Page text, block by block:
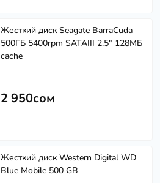
Жесткий диск Seagate BarraCuda
500ГБ 5400rpm SATAIII 2.5" 128МБ
cache
2 950сом
Жесткий диск Western Digital WD
Blue Mobile 500 GB